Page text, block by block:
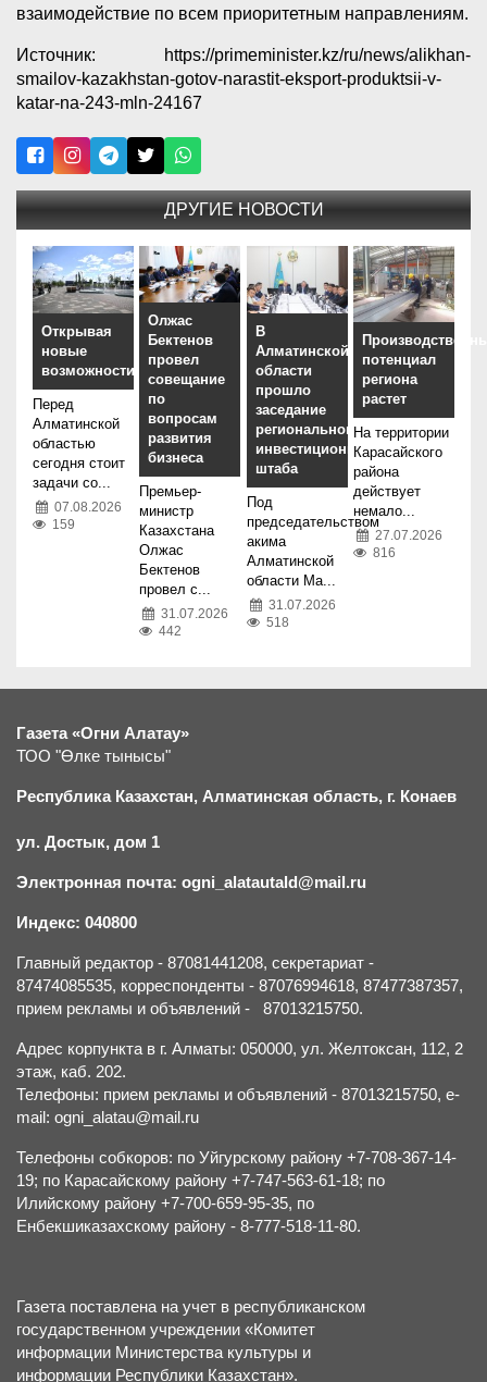
взаимодействие по всем приоритетным направлениям.
Источник: https://primeminister.kz/ru/news/alikhan-
smailov-kazakhstan-gotov-narastit-eksport-produktsii-v-
katar-na-243-mln-24167
ДРУГИЕ НОВОСТИ
Открывая
новые
возможности
Перед
Алматинской
областью
сегодня стоит
задачи со...
07.08.2026
159
Олжас
Бектенов
провел
совещание
по
вопросам
развития
бизнеса
Премьер-
министр
Казахстана
Олжас
Бектенов
провел с...
31.07.2026
442
В
Алматинской
области
прошло
заседание
регионального
инвестиционного
штаба
Под
председательством
акима
Алматинской
области Ма...
31.07.2026
518
потенциал
региона
растет
На территории
Карасайского
района
действует
немало...
27.07.2026
816
Газета «Огни Алатау»
ТОО "Өлке тынысы"
Республика Казахстан, Алматинская область, г. Конаев
ул. Достык, дом 1
Электронная почта: ogni_alatautald@mail.ru
Индекс: 040800
Главный редактор - 87081441208, секретариат -
87474085535, корреспонденты - 87076994618, 87477387357,
прием рекламы и объявлений - 87013215750.
Адрес корпункта в г. Алматы: 050000, ул. Желтоксан, 112, 2
этаж, каб. 202.
Телефоны: прием рекламы и объявлений - 87013215750, e-
mail: ogni_alatau@mail.ru
Телефоны собкоров: по Уйгурскому району +7-708-367-14-
19; по Карасайскому району +7-747-563-61-18; по
Илийскому району +7-700-659-95-35, по
Енбекшиказахскому району - 8-777-518-11-80.
Газета поставлена на учет в республиканском
государственном учреждении «Комитет
информации Министерства культуры и
информации Республики Казахстан».